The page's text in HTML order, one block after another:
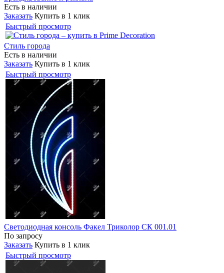
Есть в наличии
Заказать Купить в 1 клик
Быстрый просмотр
Стиль города
Есть в наличии
Заказать Купить в 1 клик
Быстрый просмотр
Светодиодная консоль Факел Триколор СК 001.01
По запросу
Заказать Купить в 1 клик
Быстрый просмотр